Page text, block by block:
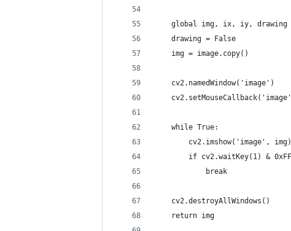
    global img, ix, iy, drawing
    drawing = False
    img = image.copy()
    cv2.namedWindow('image')
    while True:
        cv2.imshow('image', img)
if cv2.waitKey(1) &
            break
    cv2.destroyAllWindows()
    return img